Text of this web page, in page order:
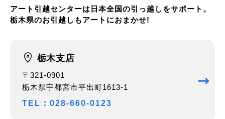
アート引越センターは日本全国の引っ越しをサポート。
栃木県のお引越しもアートにおまかせ!
栃木支店
〒321-0901
栃木県宇都宮市平出町1613-1
TEL：028-660-0123